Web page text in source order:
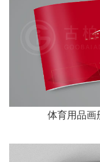
体育用品画